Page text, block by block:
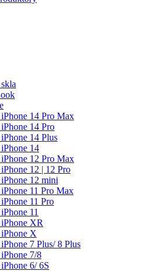
14 Pro Max
14 Pro
14 Plus
14
12 Pro Max
12 | 12 Pro
12 mini
11 Pro Max
11 Pro
11
XR
X
7 Plus/ 8 Plus
7/8
6/ 6S